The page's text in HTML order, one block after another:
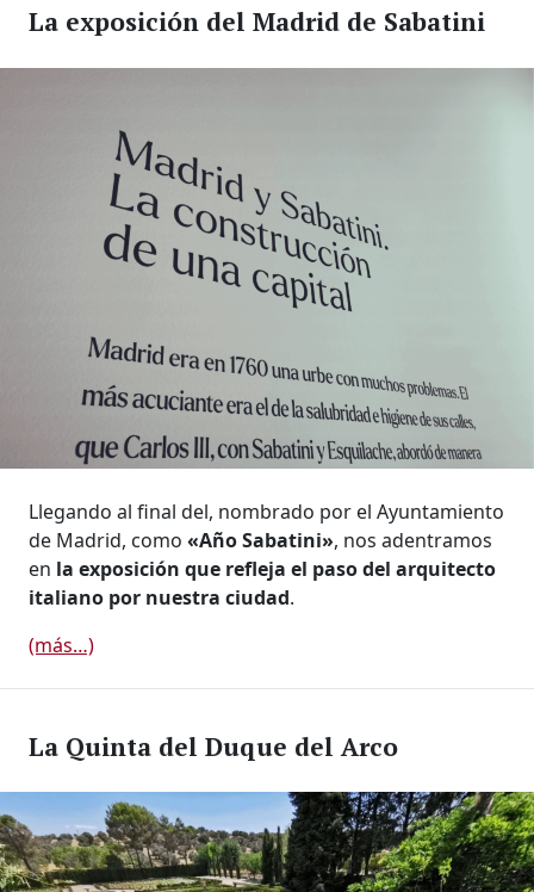
La exposición del Madrid de Sabatini
Llegando al final del, nombrado por el Ayuntamiento
de Madrid, como «Año Sabatini», nos adentramos
en la exposición que refleja el paso del arquitecto
italiano por nuestra ciudad.
(más…)
La Quinta del Duque del Arco